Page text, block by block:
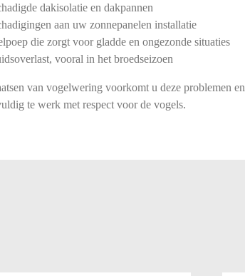
dakisolatie en dakpannen
aan uw zonnepanelen installatie
die zorgt voor gladde en ongezonde situaties
vooral in het broedseizoen
van vogelwering voorkomt u deze problemen
te werk met respect voor de vogels.